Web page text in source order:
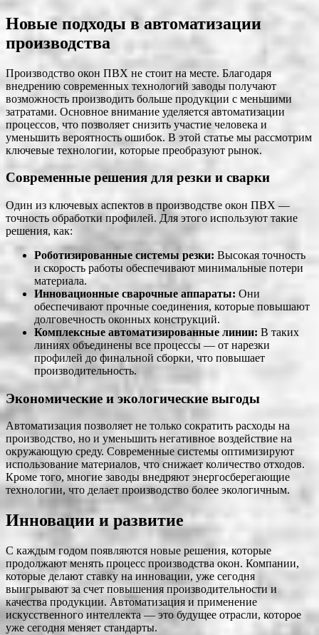
Новые подходы в автоматизации
производства
Производство окон ПВХ не стоит на месте. Благодаря
внедрению современных технологий заводы получают
возможность производить больше продукции с меньшими
затратами. Основное внимание уделяется автоматизации
процессов, что позволяет снизить участие человека и
уменьшить вероятность ошибок. В этой статье мы рассмотрим
ключевые технологии, которые преобразуют рынок.
Современные решения для резки и сварки
Один из ключевых аспектов в производстве окон ПВХ —
точность обработки профилей. Для этого используют такие
решения, как:
Роботизированные системы резки: Высокая точность
и скорость работы обеспечивают минимальные потери
материала.
Инновационные сварочные аппараты: Они
обеспечивают прочные соединения, которые повышают
долговечность оконных конструкций.
Комплексные автоматизированные линии: В таких
линиях объединены все процессы — от нарезки
профилей до финальной сборки, что повышает
производительность.
Экономические и экологические выгоды
Автоматизация позволяет не только сократить расходы на
производство, но и уменьшить негативное воздействие на
окружающую среду. Современные системы оптимизируют
использование материалов, что снижает количество отходов.
Кроме того, многие заводы внедряют энергосберегающие
технологии, что делает производство более экологичным.
Инновации и развитие
С каждым годом появляются новые решения, которые
продолжают менять процесс производства окон. Компании,
которые делают ставку на инновации, уже сегодня
выигрывают за счет повышения производительности и
качества продукции. Автоматизация и применение
искусственного интеллекта — это будущее отрасли, которое
уже сегодня меняет стандарты.